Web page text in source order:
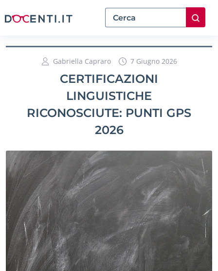
Gabriella Capraro 7 Giugno 2026
CERTIFICAZIONI
LINGUISTICHE
RICONOSCIUTE: PUNTI GPS
2026